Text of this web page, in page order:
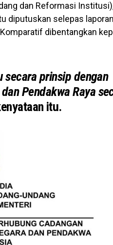
dan Reformasi Institusi),
diputuskan selepas
dibentangkan
secara prinsip dengan
Pendakwa Raya
itu.